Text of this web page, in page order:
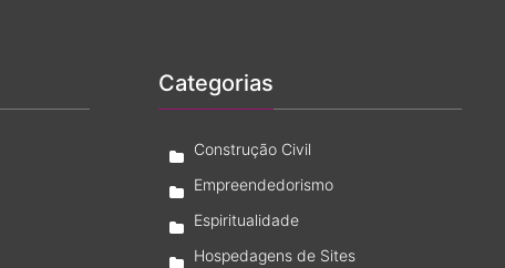
Categorias
Construção Civil
Empreendedorismo
Espiritualidade
Hospedagens de Sites